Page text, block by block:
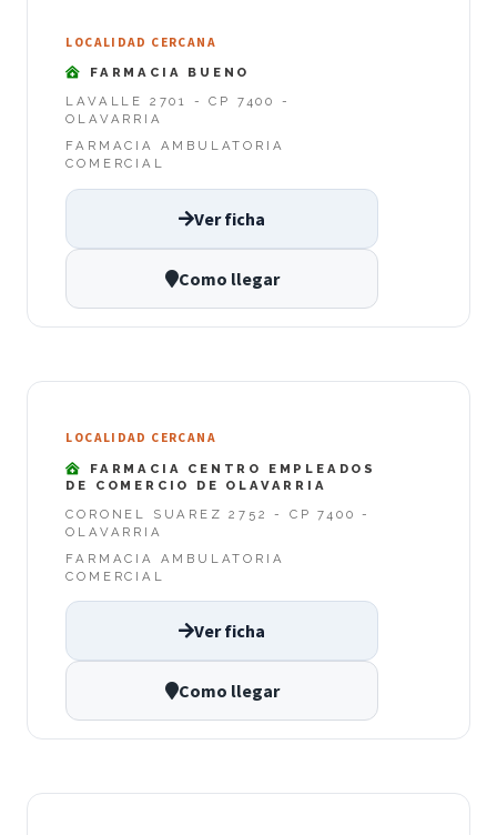
LOCALIDAD CERCANA
FARMACIA BUENO
LAVALLE 2701 - CP 7400 -
OLAVARRIA
FARMACIA AMBULATORIA
COMERCIAL
Ver ficha
Como llegar
LOCALIDAD CERCANA
FARMACIA CENTRO EMPLEADOS
DE COMERCIO DE OLAVARRIA
CORONEL SUAREZ 2752 - CP 7400 -
OLAVARRIA
FARMACIA AMBULATORIA
COMERCIAL
Ver ficha
Como llegar